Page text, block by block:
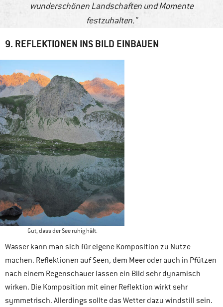
wunderschönen Landschaften und Momente
festzuhalten.
9. REFLEKTIONEN INS BILD EINBAUEN
Gut, dass der See ruhig hält.
Wasser kann man sich für eigene Komposition zu Nutze
machen. Reflektionen auf Seen, dem Meer oder auch in Pfützen
nach einem Regenschauer lassen ein Bild sehr dynamisch
wirken. Die Komposition mit einer Reflektion wirkt sehr
symmetrisch. Allerdings sollte das Wetter dazu windstill sein.